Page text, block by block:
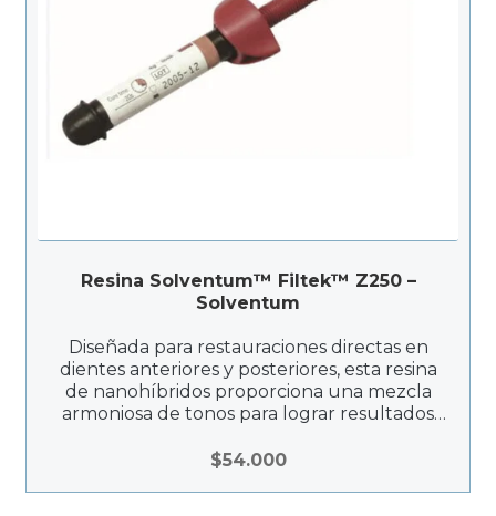
Resina Solventum™ Filtek™ Z250 –
Solventum
Diseñada para restauraciones directas en
dientes anteriores y posteriores, esta resina
de nanohíbridos proporciona una mezcla
armoniosa de tonos para lograr resultados
$54.000